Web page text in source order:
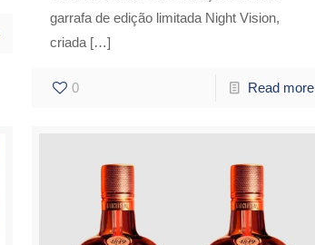
garrafa de edição limitada Night Vision,
criada […]
0 Read more